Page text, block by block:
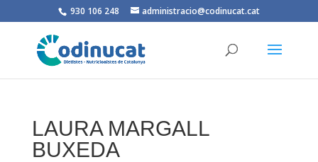
930 106 248 administracio@codinucat.cat
LAURA MARGALL
BUXEDA